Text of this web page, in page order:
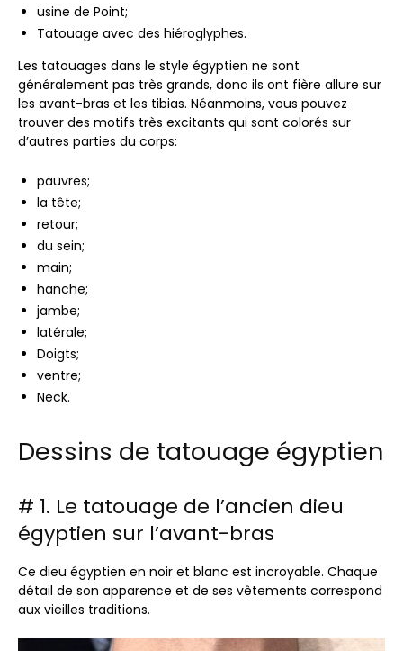
usine de Point;
Tatouage avec des hiéroglyphes.
Les tatouages ​​dans le style égyptien ne sont
généralement pas très grands, donc ils ont fière allure sur
les avant-bras et les tibias. Néanmoins, vous pouvez
trouver des motifs très excitants qui sont colorés sur
d’autres parties du corps:
pauvres;
la tête;
retour;
du sein;
main;
hanche;
jambe;
latérale;
Doigts;
ventre;
Neck.
Dessins de tatouage égyptien
# 1. Le tatouage de l’ancien dieu
égyptien sur l’avant-bras
Ce dieu égyptien en noir et blanc est incroyable. Chaque
détail de son apparence et de ses vêtements correspond
aux vieilles traditions.